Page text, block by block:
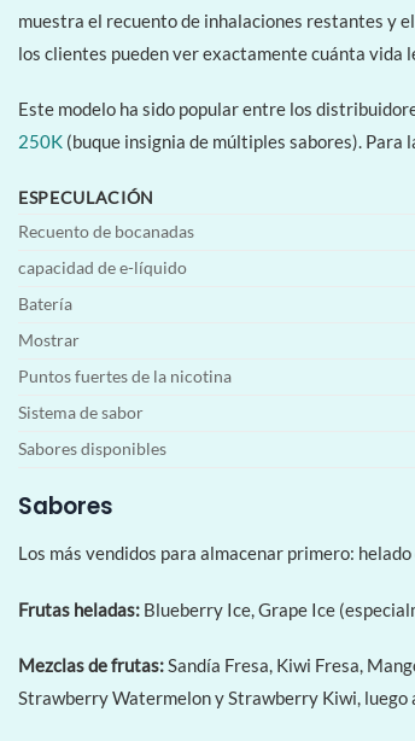
muestra el recuento de inhalaciones restantes y
los clientes pueden ver exactamente cuánta vida
Este modelo ha sido popular entre los
250K (buque insignia de múltiples sabores).
ESPECULACIÓN
Recuento de bocanadas
capacidad de e-líquido
Batería
Mostrar
Puntos fuertes de la nicotina
Sistema de sabor
Sabores disponibles
Sabores
Los más vendidos para almacenar primero:
Frutas heladas: Blueberry Ice, Grape Ice
Mezclas de frutas:Sandía Fresa, Kiwi Fresa,
Strawberry Watermelon y Strawberry Kiwi, luego